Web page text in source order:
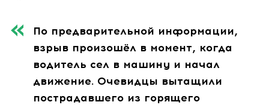
По предварительной информации,
взрыв произошёл в момент, когда
водитель сел в машину и начал
движение. Очевидцы вытащили
пострадавшего из горящего